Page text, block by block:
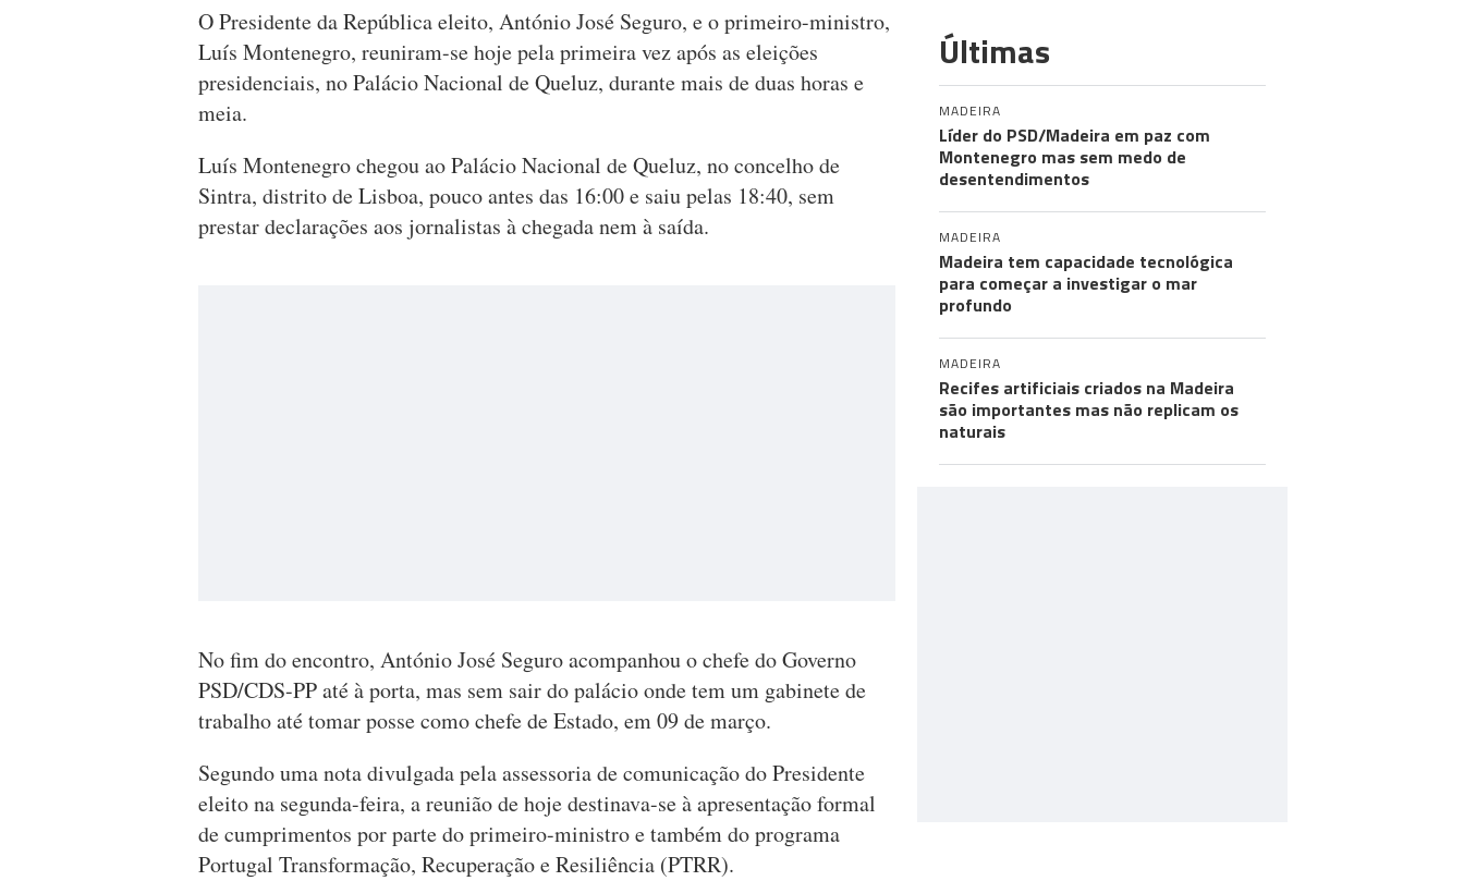
O Presidente da República eleito, António José Seguro, e o primeiro-ministro,
Luís Montenegro, reuniram-se hoje pela primeira vez após as eleições
presidenciais, no Palácio Nacional de Queluz, durante mais de duas horas e
meia.
Luís Montenegro chegou ao Palácio Nacional de Queluz, no concelho de
Sintra, distrito de Lisboa, pouco antes das 16:00 e saiu pelas 18:40, sem
prestar declarações aos jornalistas à chegada nem à saída.
No fim do encontro, António José Seguro acompanhou o chefe do Governo
PSD/CDS-PP até à porta, mas sem sair do palácio onde tem um gabinete de
trabalho até tomar posse como chefe de Estado, em 09 de março.
Segundo uma nota divulgada pela assessoria de comunicação do Presidente
eleito na segunda-feira, a reunião de hoje destinava-se à apresentação formal
de cumprimentos por parte do primeiro-ministro e também do programa
Portugal Transformação, Recuperação e Resiliência (PTRR).
Últimas
MADEIRA
Líder do PSD/Madeira em paz com
Montenegro mas sem medo de
desentendimentos
MADEIRA
Madeira tem capacidade tecnológica
para começar a investigar o mar
profundo
MADEIRA
Recifes artificiais criados na Madeira
são importantes mas não replicam os
naturais